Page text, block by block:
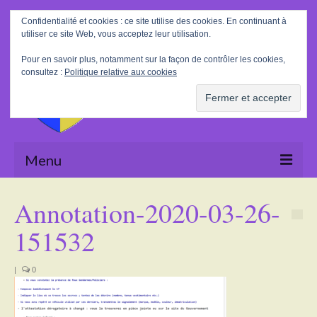
Rechercher
:
Menu
La Mairie
Tourisme
Annotation-2020-03-26-
151532
| 0
Confidentialité et cookies : ce site utilise des cookies. En continuant à
utiliser ce site Web, vous acceptez leur utilisation.
Pour en savoir plus, notamment sur la façon de contrôler les cookies,
consultez : Politique relative aux cookies